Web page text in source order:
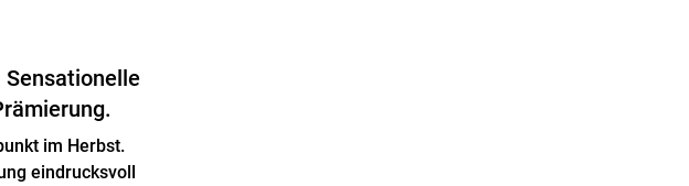
im Herbst.
eindrucksvoll